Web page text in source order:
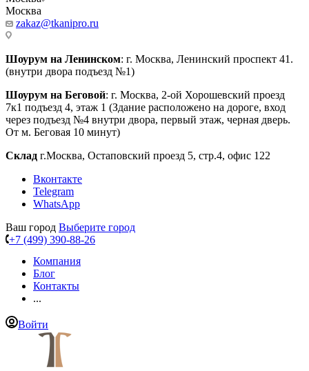
Москва
zakaz@tkanipro.ru
Шоурум на Ленинском: г. Москва, Ленинский проспект 41.
(внутри двора подъезд №1)
Шоурум на Беговой: г. Москва, 2-ой Хорошевский проезд
7к1 подъезд 4, этаж 1 (Здание расположено на дороге, вход
через подъезд №4 внутри двора, первый этаж, черная дверь.
От м. Беговая 10 минут)
Склад г.Москва, Остаповский проезд 5, стр.4, офис 122
Вконтакте
Telegram
WhatsApp
Ваш город Выберите город
+7 (499) 390-88-26
Компания
Блог
Контакты
...
Войти